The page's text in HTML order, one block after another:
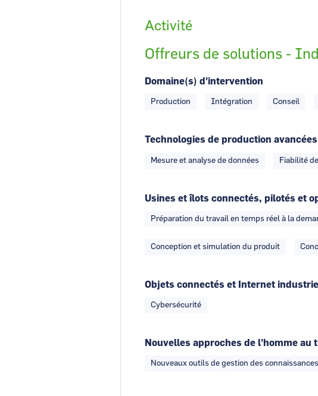
Activité
Offreurs de solutions -
Domaine(s) d'intervention
Production Intégration Conseil
Technologies de production avancées
Mesure et analyse de données Fiabilité
Usines et îlots connectés, pilotés et
Préparation du travail en temps réel à la
Conception et simulation du produit
Objets connectés et Internet
Cybersécurité
Nouvelles approches de l'homme au
Nouveaux outils de gestion des